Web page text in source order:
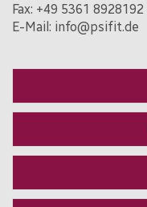
Fax: +49 5361 8928192
E-Mail: info@psifit.de